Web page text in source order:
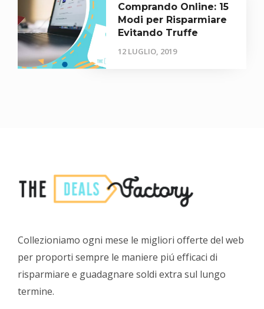
Comprando Online: 15
Modi per Risparmiare
Evitando Truffe
12 LUGLIO, 2019
Collezioniamo ogni mese le migliori offerte del web
per proporti sempre le maniere piú efficaci di
risparmiare e guadagnare soldi extra sul lungo
termine.